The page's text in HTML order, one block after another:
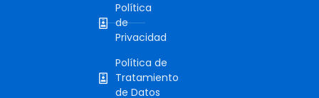
Política
de
Privacidad
Política de
Tratamiento
de Datos